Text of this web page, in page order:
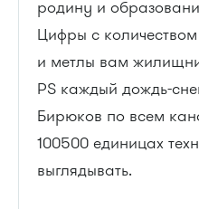
родину и
Цифры с
и метлы вам
PS каждый дождь-
Бирюков по всем
100500 единицах
выглядывать.